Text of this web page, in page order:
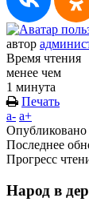
автор
Время чтения
менее чем
1 минута
Печать
a- a+
Опубликовано
Последнее
Прогресс
Народ в